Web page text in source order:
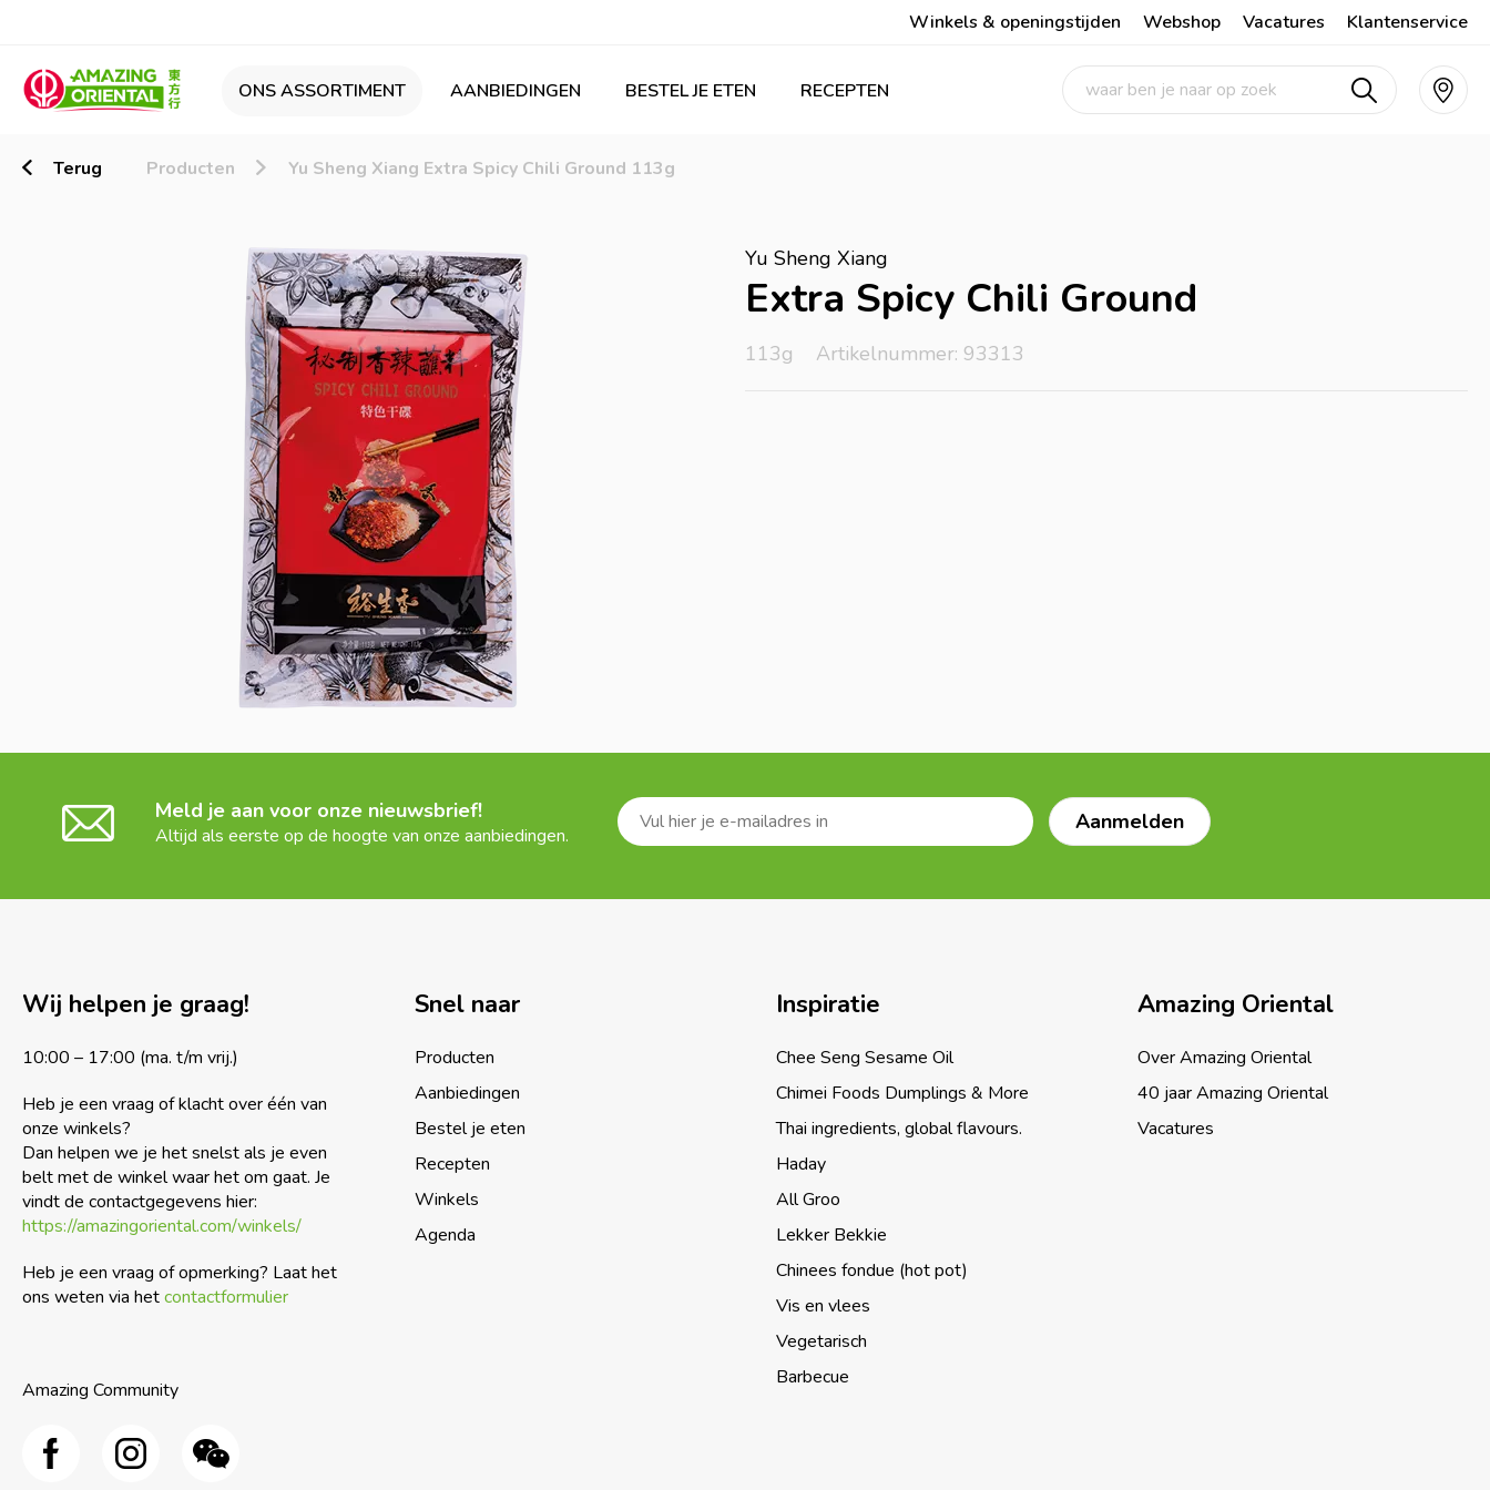
Winkels & openingstijden Webshop Vacatures Klantenservice
ONS ASSORTIMENT AANBIEDINGEN BESTEL JE ETEN RECEPTEN
Terug Producten Yu Sheng Xiang Extra Spicy Chili Ground 113g
Yu Sheng Xiang
Extra Spicy Chili Ground
113g Artikelnummer: 93313
Meld je aan voor onze nieuwsbrief!
Altijd als eerste op de hoogte van onze aanbiedingen.
Wij helpen je graag!
10:00 – 17:00 (ma. t/m vrij.)
Heb je een vraag of klacht over één van
onze winkels?
Dan helpen we je het snelst als je even
belt met de winkel waar het om gaat. Je
vindt de contactgegevens hier:
https://amazingoriental.com/winkels/
Heb je een vraag of opmerking? Laat het
ons weten via hetcontactformulier
Amazing Community
Snel naar
Producten
Aanbiedingen
Bestel je eten
Recepten
Winkels
Agenda
Inspiratie
Chee Seng Sesame Oil
Chimei Foods Dumplings & More
Thai ingredients, global flavours.
Haday
All Groo
Lekker Bekkie
Chinees fondue (hot pot)
Vis en vlees
Vegetarisch
Barbecue
Amazing Oriental
Over Amazing Oriental
40 jaar Amazing Oriental
Vacatures